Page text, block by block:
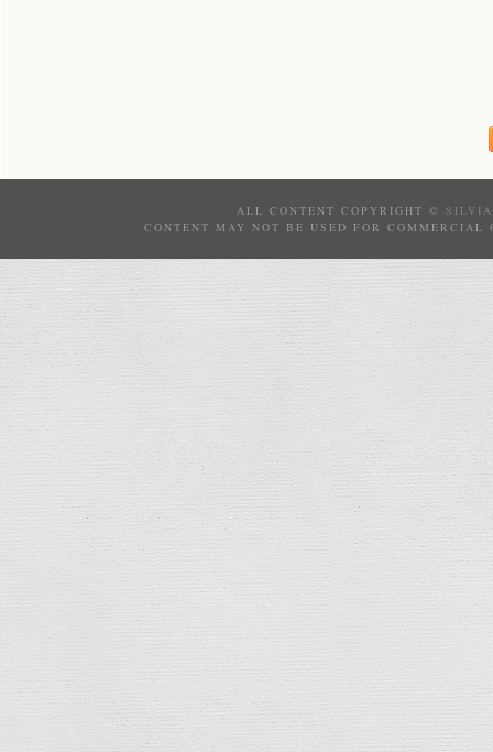
ALL CONTENT COPYRIGHT ©
CONTENT MAY NOT BE USED FOR COMMERCIAL